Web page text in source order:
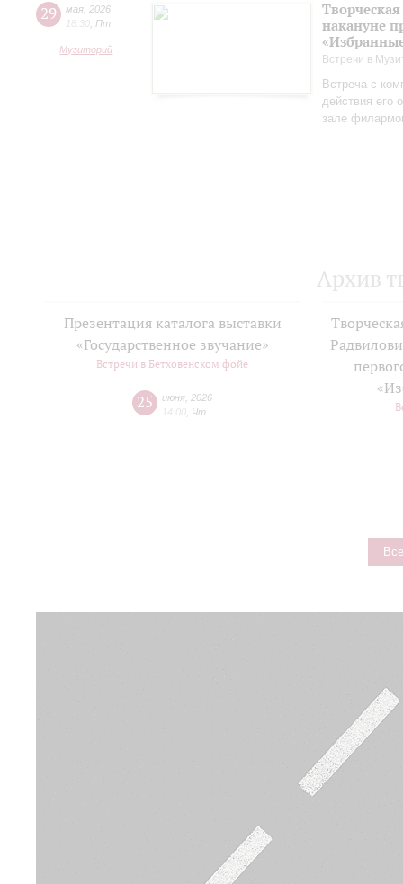
29 мая 2026
18:30
Пт
Музиторий
накануне
Встречи в
Встреча с
действия его
зале
Архив
Презентация каталога выставки
«Государственное звучание»
Встречи в Бетховенском фойе
25 июня 2026
Чт